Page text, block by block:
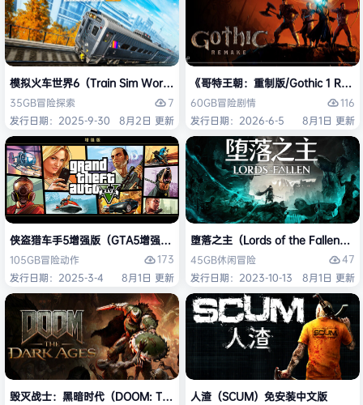
模拟火车世界6（Train Sim World 6）免安装中文版
35GB冒险探索
7
发行日期：2025-9-30
8月2日 更新
《哥特王朝：重制版/Gothic 1
60GB冒险剧情
116
发行日期：2026-6-5
8月1日 更新
侠盗猎车手5增强版（GTA5增强版（Grand Theft Auto V Enhanced）免
105GB冒险动作
173
发行日期：2025-3-4
8月1日 更新
堕落之主（Lords of the Fallen）免
45GB休闲冒险
47
发行日期：2023-10-13
8月1日 更新
毁灭战士：黑暗时代（DOOM: The Dark Ages）免安装中文版
人渣（SCUM）免安装中文版